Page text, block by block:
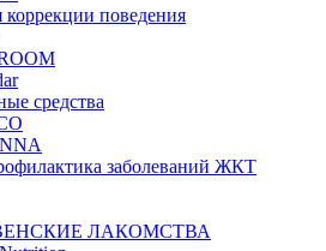
коррекции поведения
средства
заболеваний ЖКТ
ЛАКОМСТВА